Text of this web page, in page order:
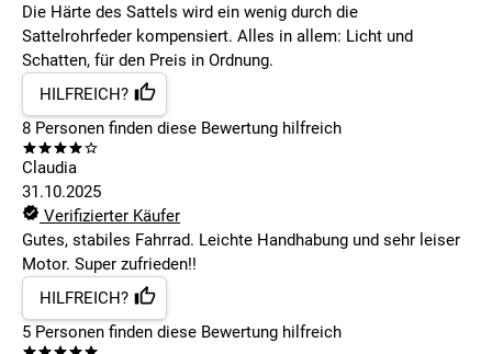
Die Härte des Sattels wird ein wenig durch die
Sattelrohrfeder kompensiert. Alles in allem: Licht und
Schatten, für den Preis in Ordnung.
HILFREICH?
8 Personen finden diese Bewertung hilfreich
Claudia
31.10.2025
Verifizierter Käufer
Gutes, stabiles Fahrrad. Leichte Handhabung und sehr leiser
Motor. Super zufrieden!!
HILFREICH?
5 Personen finden diese Bewertung hilfreich